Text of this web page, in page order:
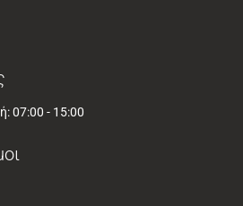
07:00 - 15:00